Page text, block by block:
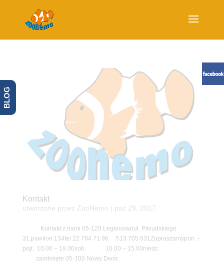
Kontakt
utworzone przez ZooNemo paź 29, 2017
Kontakt z nami 05-120 Legionowoul. Piłsudskiego
31,pawilon 134tel 22 784 71 96 513 705 631Zapraszamypon. –
piąt. 10.00 – 19.00sob. 10.00 – 15.00niedz.
zamknięte 05-100 Nowy Dwór...
BLOG